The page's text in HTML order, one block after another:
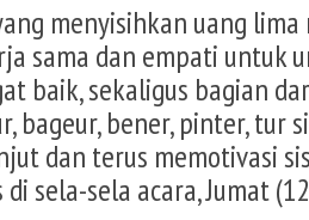
menyisihkan uang
sama dan empati untuk
baik, sekaligus bagian
bageur, bener, pinter, tur
dan terus memotivasi
di sela-sela acara, Jumat